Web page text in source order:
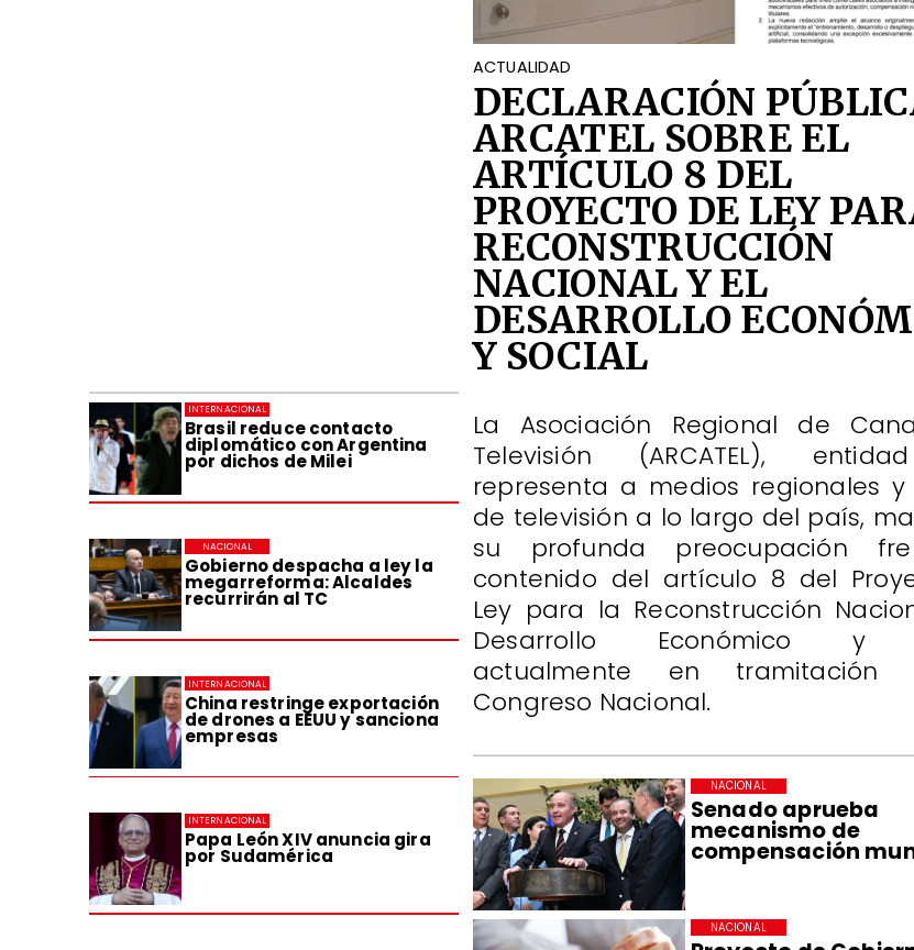
Brasil reduce contacto
diplomático con Argentina
por dichos de Milei
INTERNACIONAL
Gobierno despacha a ley la
megarreforma: Alcaldes
recurrirán al TC
NACIONAL
China restringe exportación
de drones a EEUU y sanciona
empresas
INTERNACIONAL
Papa León XIV anuncia gira
por Sudamérica
INTERNACIONAL Senado aprueba
mecanismo de
compensación
NACIONAL
NACIONAL
ACTUALIDAD
DECLARACIÓN
ARCATEL SOBRE EL
ARTÍCULO 8 DEL
PROYECTO DE LEY
RECONSTRUCCIÓN
NACIONAL Y EL
DESARROLLO
Y SOCIAL
La Asociación Regional de
Televisión (ARCATEL),
representa a medios regionales y
de televisión a lo largo del país,
su profunda preocupación
contenido del artículo 8 del
Ley para la Reconstrucción
Desarrollo Económico y
actualmente en
Congreso Nacional.